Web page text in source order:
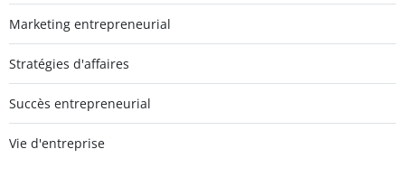
Marketing entrepreneurial
Stratégies d'affaires
Succès entrepreneurial
Vie d'entreprise